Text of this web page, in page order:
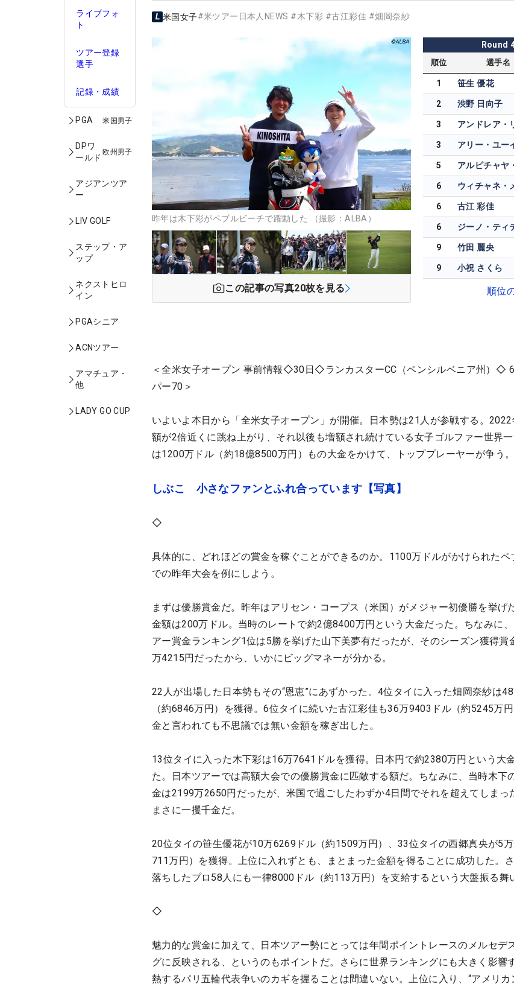
ライブフォ
ト
ツアー登録
選手
記録・成績
PGA 米国男子
DPワ
ールド
欧州男子
アジアンツア
ー
LIV GOLF
ステップ・ア
ップ
ネクストヒロ
イン
PGAシニア
ACNツアー
アマチュア・
他
LADY GO CUP
米国女子#米ツアー日本人NEWS #木下彩 #古江彩佳 #畑岡奈紗
昨年は木下彩がペブルビーチで躍動した （撮影：ALBA）
この記事の写真20枚を見る
Round
順位 選手名
1 笹生 優花
2 渋野 日向子
3 アンドレア・
3 アリー・ユー
5
6
6 古江 彩佳
6
9 竹田 麗央
9 小祝 さくら
順位
＜全米女子オープン 事前情報◇30日◇ランカスターCC（ペンシルベニア州）◇
パー70＞
いよいよ本日から「全米女子オープン」が開催。日本勢は21人が参戦する。
額が2倍近くに跳ね上がり、それ以後も増額され続けている女子ゴルファー世界
は1200万ドル（約18億8500万円）もの大金をかけて、トッププレーヤーが争う。
しぶこ 小さなファンとふれ合っています【写真】
◇
具体的に、どれほどの賞金を稼ぐことができるのか。1100万ドルがかけられたペ
での昨年大会を例にしよう。
まずは優勝賞金だ。昨年はアリセン・コープス（米国）がメジャー初優勝を挙げ
金額は200万ドル。当時のレートで約2億8400万円という大金だった。ちなみに
アー賞金ランキング1位は5勝を挙げた山下美夢有だったが、そのシーズン獲得賞
万4215円だったから、いかにビッグマネーが分かる。
22人が出場した日本勢もその“恩恵”にあずかった。4位タイに入った畑岡奈紗は
（約6846万円）を獲得。6位タイに続いた古江彩佳も36万9403ドル（約5245万
金と言われても不思議では無い金額を稼ぎ出した。
13位タイに入った木下彩は16万7641ドルを獲得。日本円で約2380万円という大
た。日本ツアーでは高額大会での優勝賞金に匹敵する額だ。ちなみに、当時木下
金は2199万2650円だったが、米国で過ごしたわずか4日間でそれを超えてしまっ
まさに一攫千金だ。
20位タイの笹生優花が10万6269ドル（約1509万円）、33位タイの西郷真央が5
711万円）を獲得。上位に入れずとも、まとまった金額を得ることに成功した。
落ちしたプロ58人にも一律8000ドル（約113万円）を支給するという大盤振る舞
◇
魅力的な賞金に加えて、日本ツアー勢にとっては年間ポイントレースのメルセデ
グに反映される、というのもポイントだ。さらに世界ランキングにも大きく影響
熱するパリ五輪代表争いのカギを握ることは間違いない。上位に入り、“アメリカ